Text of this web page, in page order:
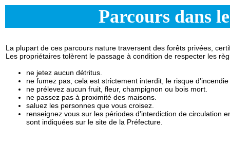
Parcours dans
La plupart de ces parcours nature traversent des forêts privées,
Les propriétaires tolèrent le passage à condition de respecter les
ne jetez aucun détritus.
ne fumez pas, cela est strictement interdit, le risque
ne prélevez aucun fruit, fleur, champignon ou bois mort.
ne passez pas à proximité des maisons.
saluez les personnes que vous croisez.
renseignez vous sur les périodes d'interdiction de circulation
sont indiquées sur le site de la Préfecture.